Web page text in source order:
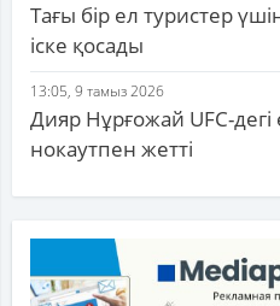
Тағы бір ел туристер
іске қосады
13:05, 9 тамыз 2026
Дияр Нұрғожай UFC-дегі
нокаутпен жетті